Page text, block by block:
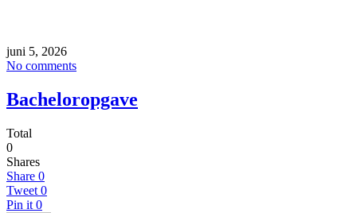
juni 5, 2026
No comments
Bacheloropgave
Total
0
Shares
Share 0
Tweet 0
Pin it 0